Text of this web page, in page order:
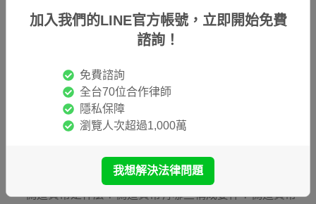
偽造貨幣是什麼？偽造貨幣有哪些構成要件？偽造貨幣
加入我們的LINE官方帳號，立即開始免費
諮詢！
免費諮詢
全台70位合作律師
隱私保障
瀏覽人次超過1,000萬
我想解決法律問題